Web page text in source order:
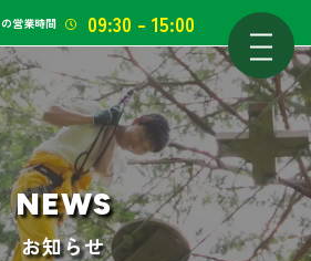
の営業時間 09:30 - 15:00
NEWS
お知らせ